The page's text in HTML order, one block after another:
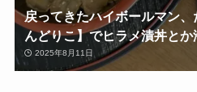
戻ってきたハイボールマン
んどりこ】でヒラメ漬丼と
2025年8月11日